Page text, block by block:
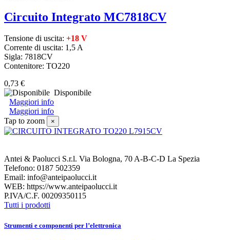
Circuito Integrato MC7818CV
Tensione di uscita: +18 V
Corrente di uscita: 1,5 A
Sigla: 7818CV
Contenitore: TO220
0,73 €
Disponibile
Maggiori info
Maggiori info
Tap to zoom
×
Antei & Paolucci S.r.l. Via Bologna, 70 A-B-C-D La Spezia
Telefono: 0187 502359
Email: info@anteipaolucci.it
WEB: https://www.anteipaolucci.it
P.IVA/C.F. 00209350115
Tutti i prodotti
Strumenti e componenti per l’elettronica